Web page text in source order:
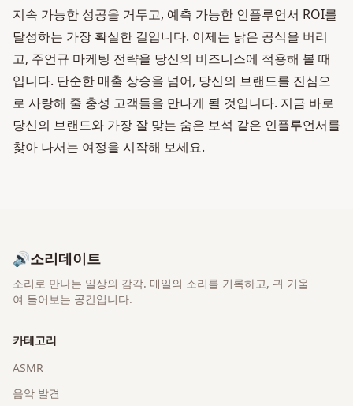
지속 가능한 성공을 거두고, 예측 가능한 인플루언서 ROI를
달성하는 가장 확실한 길입니다. 이제는 낡은 공식을 버리
고, 주언규 마케팅 전략을 당신의 비즈니스에 적용해 볼 때
입니다. 단순한 매출 상승을 넘어, 당신의 브랜드를 진심으
로 사랑해 줄 충성 고객들을 만나게 될 것입니다. 지금 바로
당신의 브랜드와 가장 잘 맞는 숨은 보석 같은 인플루언서를
찾아 나서는 여정을 시작해 보세요.
🔊소리데이트
소리로 만나는 일상의 감각. 매일의 소리를 기록하고, 귀 기울
여 들어보는 공간입니다.
카테고리
ASMR
음악 발견